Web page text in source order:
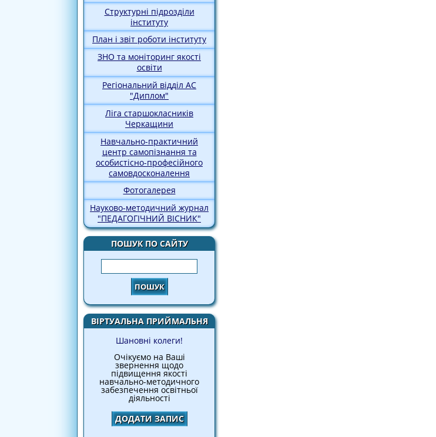
Структурні підрозділи
інституту
План і звіт роботи інституту
ЗНО та моніторинг якості
освіти
Регіональний відділ АС
"Диплом"
Ліга старшокласників
Черкащини
Навчально-практичний
центр самопізнання та
особистісно-професійного
самовдосконалення
Фотогалерея
Науково-методичний журнал
"ПЕДАГОГІЧНИЙ ВІСНИК"
ПОШУК ПО САЙТУ
Пошук
ВІРТУАЛЬНА ПРИЙМАЛЬНЯ
Шановні колеги!
Очікуємо на Ваші
звернення щодо
підвищення якості
навчально-методичного
забезпечення освітньої
діяльності
ДОДАТИ ЗАПИС